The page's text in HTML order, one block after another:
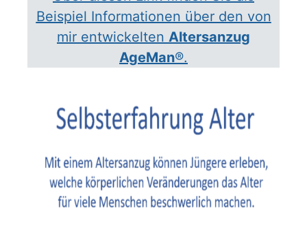
Beispiel Informationen über den von
mir entwickelten Altersanzug
AgeMan®.